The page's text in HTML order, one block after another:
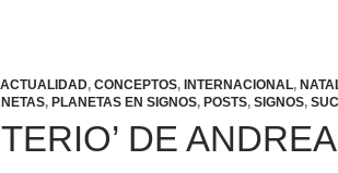
ACTUALIDAD, CONCEPTOS, INTERNACIONAL,
, PLANETAS EN SIGNOS, POSTS, SIGNOS,
DE